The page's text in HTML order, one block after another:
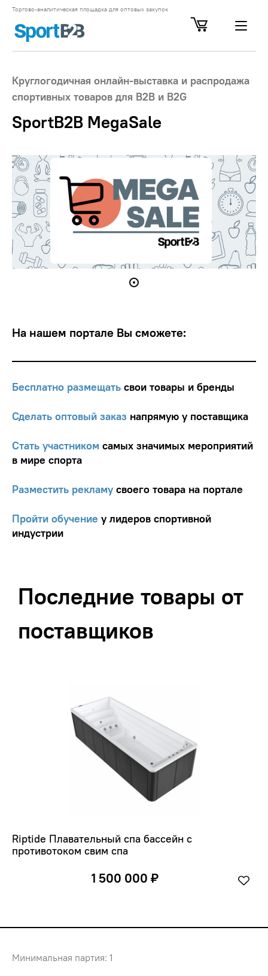
Торгово-аналитическая площадка для оптовых закупок
Круглогодичная онлайн-выставка и распродажа
спортивных товаров для В2В и В2G
SportB2B MegaSale
На нашем портале Вы сможете:
Бесплатно размещать свои товары и бренды
Сделать оптовый заказ напрямую у поставщика
Стать участником самых значимых мероприятий
в мире спорта
Разместить рекламу своего товара на портале
Пройти обучение у лидеров спортивной
индустрии
Последние товары от
поставщиков
Riptide Плавательный спа бассейн с
противотоком свим спа
1 500 000 ₽
Минимальная партия: 1